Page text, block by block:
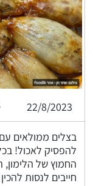
22/8/2023
בצלים ממולאים
להפסיק לאכול!
החמוץ של
חייבים לנסות